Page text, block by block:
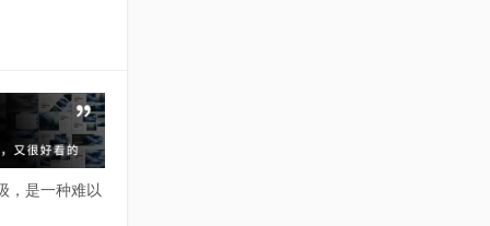
，是一种难以